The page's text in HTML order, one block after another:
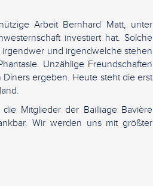
Arbeit Bernhard Matt, unter
investiert hat. Solche
und irgendwelche stehen
Unzählige Freundschaften
ergeben. Heute steht die erst
Mitglieder der Bailliage Bavière
Wir werden uns mit größter